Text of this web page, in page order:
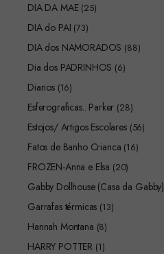
DIA DA MAE (25)
DIA do PAI (73)
DIA dos NAMORADOS (88)
Dia dos PADRINHOS (6)
Diarios (16)
Esferograficas.. Parker (28)
Estojos/ Artigos Escolares (56)
Fatos de Banho Crianca (16)
FROZEN-Anna e Elsa (20)
Gabby Dollhouse (Casa da Gabby)
Garrafas térmicas (13)
Hannah Montana (8)
HARRY POTTER (1)